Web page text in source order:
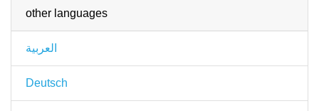
other languages
العربية
Deutsch